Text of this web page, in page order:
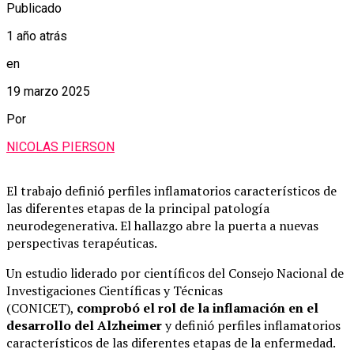
Publicado
1 año atrás
en
19 marzo 2025
Por
NICOLAS PIERSON
El trabajo definió perfiles inflamatorios característicos de
las diferentes etapas de la principal patología
neurodegenerativa. El hallazgo abre la puerta a nuevas
perspectivas terapéuticas.
Un estudio liderado por científicos del Consejo Nacional de
Investigaciones Científicas y Técnicas
(CONICET), comprobó el rol de la inflamación en el
desarrollo del Alzheimery definió perfiles inflamatorios
característicos de las diferentes etapas de la enfermedad.